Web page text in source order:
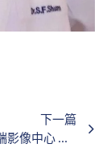
下一篇
HKAI全新高端影像中心 進駐尖沙咀投入服務